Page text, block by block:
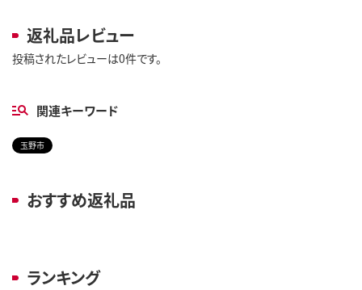
返礼品レビュー
投稿されたレビューは0件です。
関連キーワード
玉野市
おすすめ返礼品
ランキング